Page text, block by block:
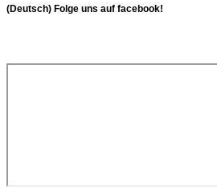
(Deutsch) Folge uns auf facebook!